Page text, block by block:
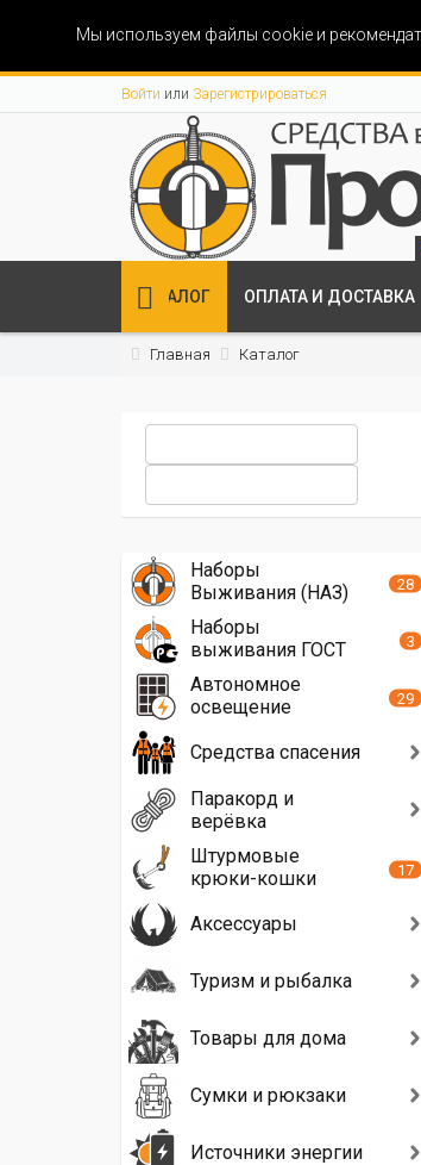
Мы используем файлы cookie и
Войти или Зарегистрироваться
КАТАЛОГ ОПЛАТА И ДОСТАВКА
Главная Каталог
Наборы
Выживания (НАЗ)
28
Наборы
выживания ГОСТ
3
Автономное
освещение
29
Средства спасения
Паракорд и
верёвка
Штурмовые
крюки-кошки
17
Аксессуары
Туризм и рыбалка
Товары для дома
Сумки и рюкзаки
Источники энергии